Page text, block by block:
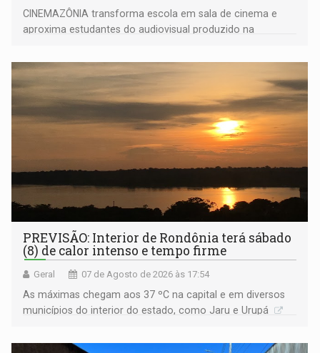
CINEMAZÔNIA transforma escola em sala de cinema e
aproxima estudantes do audiovisual produzido na
PREVISÃO: Interior de Rondônia terá sábado
(8) de calor intenso e tempo firme
Geral 07 de Agosto de 2026 às 17:54
As máximas chegam aos 37 ºC na capital e em diversos
municípios do interior do estado, como Jaru e Urupá